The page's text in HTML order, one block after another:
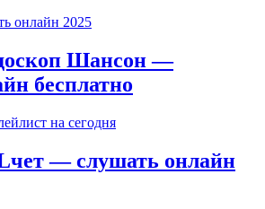
онлайн 2025
Шансон —
бесплатно
на сегодня
— слушать онлайн